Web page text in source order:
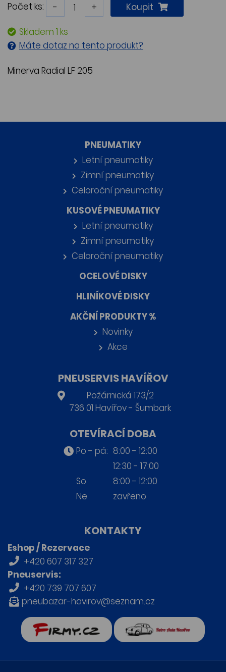
Počet ks: - + Koupit
Skladem 1 ks
Máte dotaz na tento produkt?
Minerva Radial LF 205
PNEUMATIKY
Letní pneumatiky
Zimní pneumatiky
Celoroční pneumatiky
KUSOVÉ PNEUMATIKY
Letní pneumatiky
Zimní pneumatiky
Celoroční pneumatiky
OCELOVÉ DISKY
HLINÍKOVÉ DISKY
AKČNÍ PRODUKTY %
Novinky
Akce
PNEUSERVIS HAVÍŘOV
Požárnická 173/2
736 01 Havířov - Šumbark
OTEVÍRACÍ DOBA
Po - pá: 8:00 - 12:00
12:30 - 17:00
So
8:00 - 12:00
Ne
zavřeno
KONTAKTY
Eshop / Rezervace
+420 607 317 327
Pneuservis:
+420 739 707 607
pneubazar-havirov@seznam.cz
Retro auta Havířov